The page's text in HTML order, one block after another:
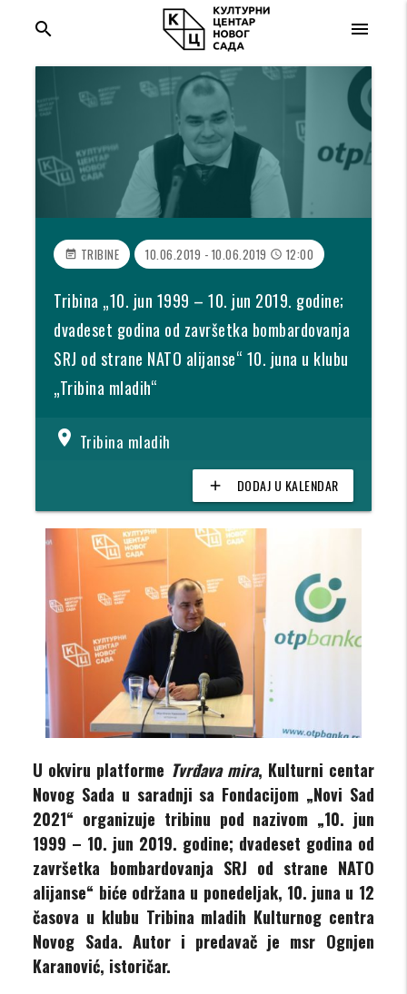
menu
search
event_note TRIBINE 10.06.2019 - 10.06.2019 access_time 12:00
Tribina „10. jun 1999 – 10. jun 2019. godine;
dvadeset godina od završetka bombardovanja
SRJ od strane NATO alijanse“ 10. juna u klubu
„Tribina mladih“
location_on Tribina mladih
add DODAJ U KALENDAR
U okviru platforme Tvrđava mira, Kulturni centar
Novog Sada u saradnji sa Fondacijom „Novi Sad
2021“ organizuje tribinu pod nazivom „10. jun
1999 – 10. jun 2019. godine; dvadeset godina od
završetka bombardovanja SRJ od strane NATO
alijanse“ biće održana u ponedeljak, 10. juna u 12
časova u klubu Tribina mladih Kulturnog centra
Novog Sada. Autor i predavač je msr Ognjen
Karanović, istoričar.